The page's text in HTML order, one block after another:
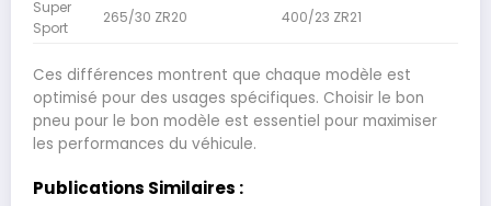
Super
Sport
265/30 ZR20 400/23 ZR21
Ces différences montrent que chaque modèle est
optimisé pour des usages spécifiques. Choisir le bon
pneu pour le bon modèle est essentiel pour maximiser
les performances du véhicule.
Publications Similaires :